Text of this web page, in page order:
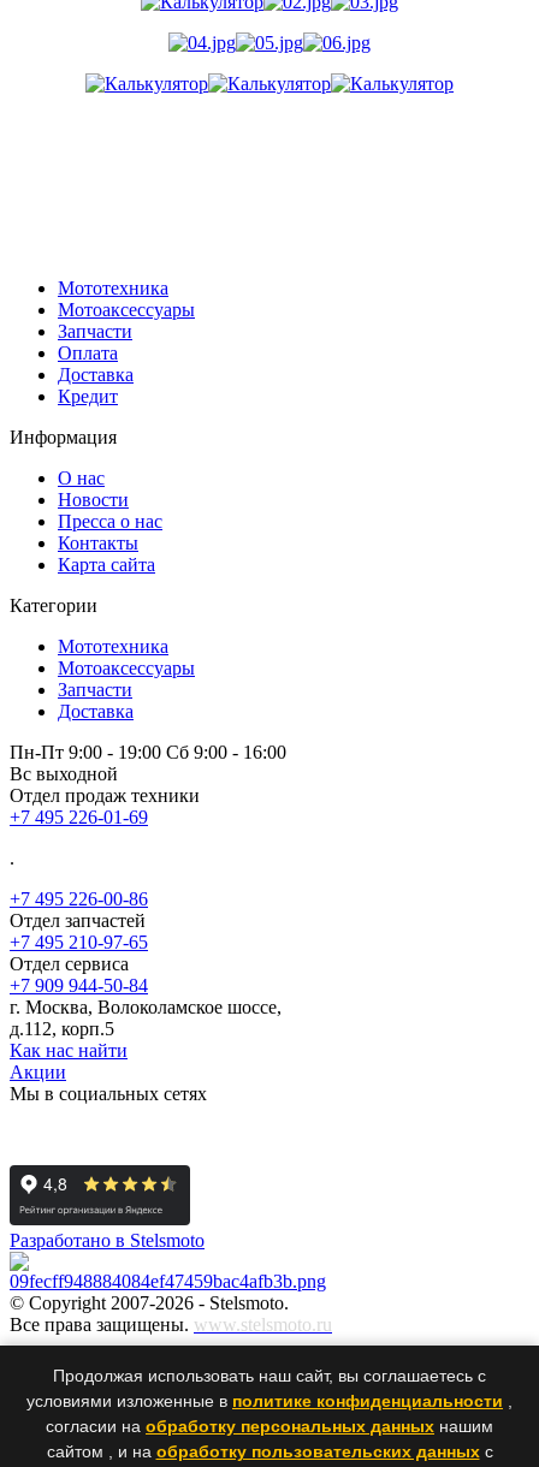
Мототехника
Мотоаксессуары
Запчасти
Оплата
Доставка
Кредит
Информация
О нас
Новости
Пресса о нас
Контакты
Карта сайта
Категории
Мототехника
Мотоаксессуары
Запчасти
Доставка
Пн-Пт 9:00 - 19:00 Сб 9:00 - 16:00
Вс выходной
Отдел продаж техники
+7 495 226-01-69
.
+7 495 226-00-86
Отдел запчастей
+7 495 210-97-65
Отдел сервиса
+7 909 944-50-84
г. Москва, Волоколамское шоссе,
д.112, корп.5
Как нас найти
Акции
Мы в социальных сетях
Разработано в Stelsmoto
© Copyright 2007-2026 - Stelsmoto.
Все права защищены. www.stelsmoto.ru
Информация, размещенная на сайте, не является публичной
офертой
Продолжая использовать наш сайт, вы соглашаетесь с
условиями изложенные в политике конфиденциальности
согласии на обработку персональных данных нашим
сайтом , и на обработку пользовательских данныхс